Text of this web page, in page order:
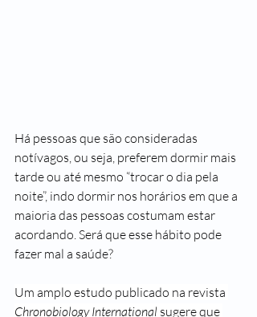
Há pessoas que são consideradas
notívagos, ou seja, preferem dormir mais
tarde ou até mesmo “trocar o dia pela
noite”, indo dormir nos horários em que a
maioria das pessoas costumam estar
acordando. Será que esse hábito pode
fazer mal a saúde?
Um amplo estudo publicado na revista
Chronobiology International sugere que